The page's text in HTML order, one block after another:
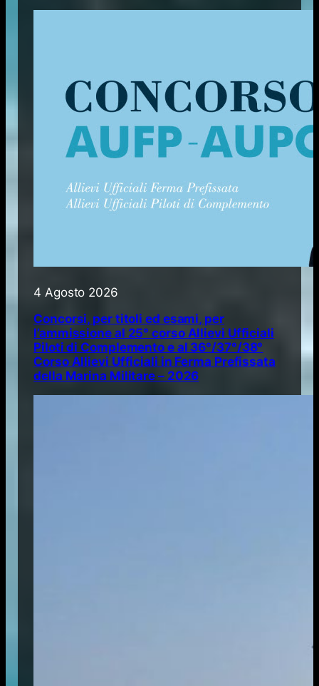
4 Agosto 2026
Concorsi, per titoli ed esami, per
l’ammissione al 25° corso Allievi Ufficiali
Piloti di Complemento e al 36°/37°/38°
Corso Allievi Ufficiali in Ferma Prefissata
della Marina Militare – 2026